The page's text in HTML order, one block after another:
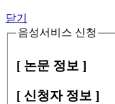
닫기
음성서비스 신청
[ 논문 정보 ]
[ 신청자 정보 ]